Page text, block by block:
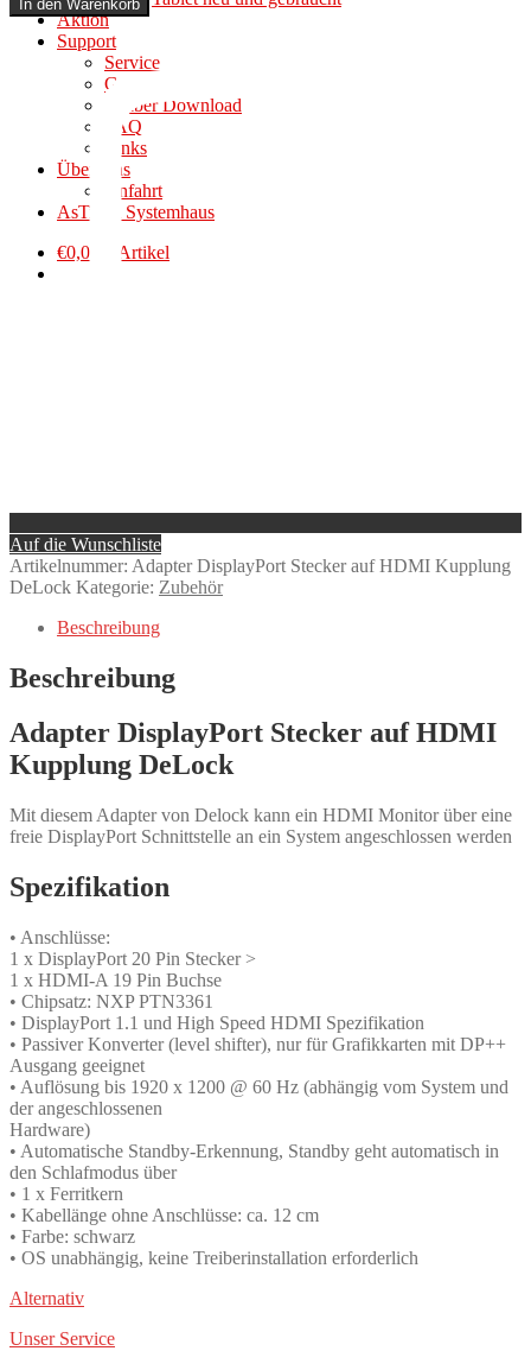
Aktion
Support
Service
Garantie
Treiber Download
FAQ
Links
Über Uns
Anfahrt
AsTiNA Systemhaus
€0,00 0 Artikel
Stecker
In den Warenkorb
Auf die Wunschliste
Artikelnummer: Adapter DisplayPort Stecker auf HDMI Kupplung
DeLock Kategorie: Zubehör
Beschreibung
Beschreibung
Adapter DisplayPort Stecker auf HDMI
Kupplung DeLock
Mit diesem Adapter von Delock kann ein HDMI Monitor über eine
freie DisplayPort Schnittstelle an ein System angeschlossen werden
Spezifikation
• Anschlüsse:
1 x DisplayPort 20 Pin Stecker >
1 x HDMI-A 19 Pin Buchse
• Chipsatz: NXP PTN3361
• DisplayPort 1.1 und High Speed HDMI Spezifikation
• Passiver Konverter (level shifter), nur für Grafikkarten mit DP++
Ausgang geeignet
• Auflösung bis 1920 x 1200 @ 60 Hz (abhängig vom System und
der angeschlossenen
Hardware)
• Automatische Standby-Erkennung, Standby geht automatisch in
den Schlafmodus über
• 1 x Ferritkern
• Kabellänge ohne Anschlüsse: ca. 12 cm
• Farbe: schwarz
• OS unabhängig, keine Treiberinstallation erforderlich
Alternativ
Unser Service